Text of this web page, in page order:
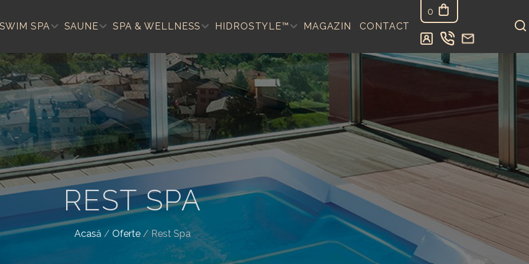
SWIM SPA SAUNE SPA & WELLNESS HIDROSTYLE™ MAGAZIN CONTACT
0
REST SPA
Acasă / Oferte/ Rest Spa